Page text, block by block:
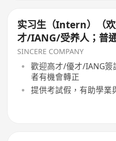
实习生（Intern）（
才/IANG/受养人；普
转正/续签）
SINCERE COMPANY
歡迎高才/優才/IANG簽
者有機會轉正
提供考試假，有助學業